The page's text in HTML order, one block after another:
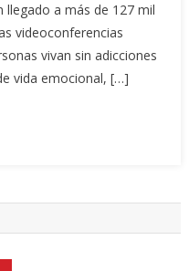
llegado a más de 127 mil
videoconferencias
vivan sin adicciones
vida emocional, […]